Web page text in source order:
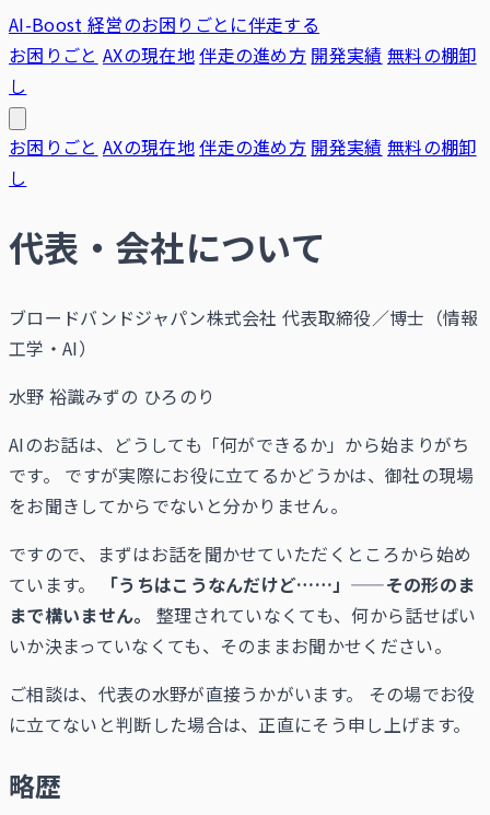
AI-Boost 経営のお困りごとに伴走する
お困りごと AXの現在地伴走の進め方 開発実績 無料の棚卸
し
お困りごと AXの現在地伴走の進め方 開発実績 無料の棚卸
し
代表・会社について
ブロードバンドジャパン株式会社 代表取締役／博士（情報
工学・AI）
水野 裕識みずの ひろのり
AIのお話は、どうしても「何ができるか」から始まりがち
です。 ですが実際にお役に立てるかどうかは、御社の現場
をお聞きしてからでないと分かりません。
ですので、まずはお話を聞かせていただくところから始め
ています。
「うちはこうなんだけど……」——その形のま
まで構いません。
整理されていなくても、何から話せばい
いか決まっていなくても、そのままお聞かせください。
ご相談は、代表の水野が直接うかがいます。 その場でお役
に立てないと判断した場合は、正直にそう申し上げます。
略歴